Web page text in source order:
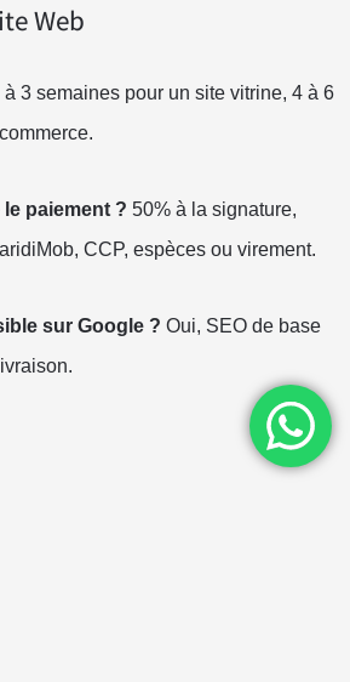
Web
à 3 semaines pour un site vitrine, 4 à 6
paiement ? 50% à la signature,
CCP, espèces ou virement.
sur Google ? Oui, SEO de base